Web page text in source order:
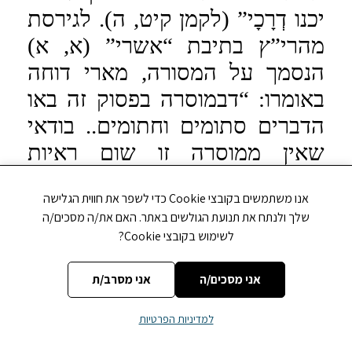
יכנו דְרָכָי” (לקמן קיט, ה). לגירסת
מהרי”ץ בתיבת “אשרי” (א, א)
הנסמך על המסורה, מארי דוחה
באומרו: “דבמוסרה בפסוק זה באו
הדברים סתומים וחתומים.. בודאי
שאין ממוסרה זו שום ראיות
וכיון שאינה ברורה, לא תתיבון
מינה”. אם דברי המסורה אינם
ברורים, או אם נפלו הבדלים
במסורות ה”מסורה”, מן ההכרח
לחזק ראיות נוספות [וכבר העלינו
אנו משתמשים בקובצי Cookie כדי לשפר את חווית הגלישה
שלך ולנתח את תנועת הגולשים באתר. האם את/ה מסכים/ה
לשימוש בקובצי Cookie?
אני מסכים/ה אני מסרב/ת
למדיניות הפרטיות